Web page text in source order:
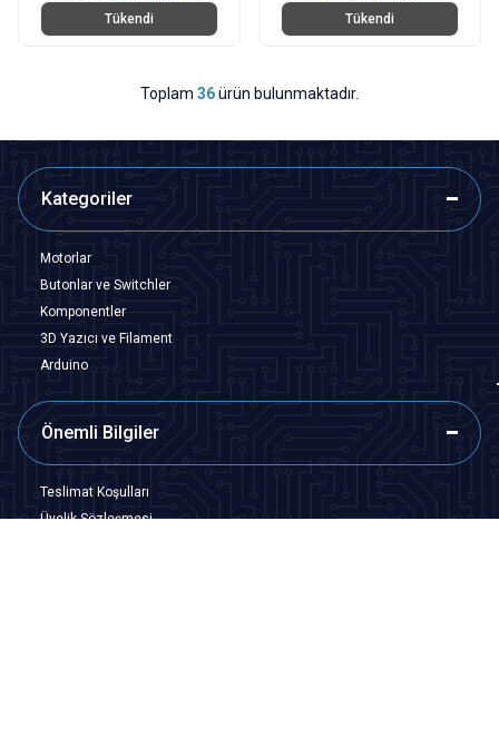
Tükendi Tükendi
Toplam 36ürün bulunmaktadır.
Kategoriler
Motorlar
Butonlar ve Switchler
Komponentler
3D Yazıcı ve Filament
Arduino
Önemli Bilgiler
Teslimat Koşulları
Üyelik Sözleşmesi